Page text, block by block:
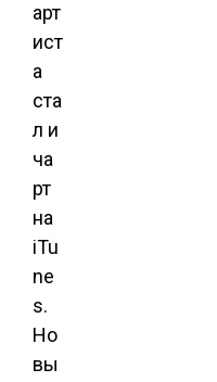
арт
ист
а
ста
л и
ча
рт
на
iTu
ne
s.
Но
вы